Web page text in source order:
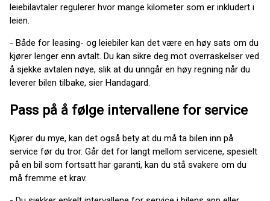
leiebilavtaler regulerer hvor mange kilometer som er inkludert i
leien.
- Både for leasing- og leiebiler kan det være en høy sats om du
kjører lenger enn avtalt. Du kan sikre deg mot overraskelser ved
å sjekke avtalen nøye, slik at du unngår en høy regning når du
leverer bilen tilbake, sier Handagard.
Pass på å følge intervallene for service
Kjører du mye, kan det også bety at du må ta bilen inn på
service før du tror. Går det for langt mellom servicene, spesielt
på en bil som fortsatt har garanti, kan du stå svakere om du
må fremme et krav.